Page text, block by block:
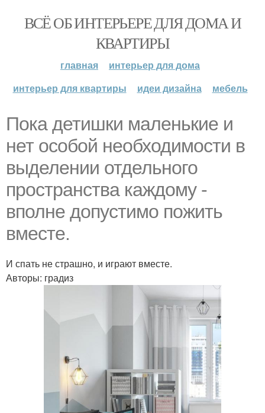
ВСЁ ОБ ИНТЕРЬЕРЕ ДЛЯ ДОМА И
КВАРТИРЫ
главная
интерьер для дома
интерьер для квартиры
идеи дизайна мебель
Пока детишки маленькие и
нет особой необходимости в
выделении отдельного
пространства каждому -
вполне допустимо пожить
вместе.
И спать не страшно, и играют вместе.
Авторы: градиз